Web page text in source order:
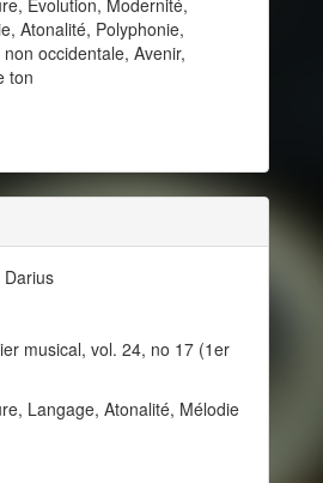
Évolution, Modernité,
Atonalité, Polyphonie,
occidentale, Avenir,
ton
Darius
musical, vol. 24, no 17 (1er
Langage, Atonalité, Mélodie